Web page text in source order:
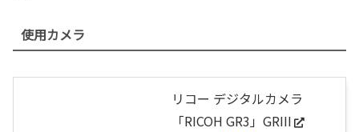
使用カメラ
リコー デジタルカメラ
「RICOH GR3」GRIII